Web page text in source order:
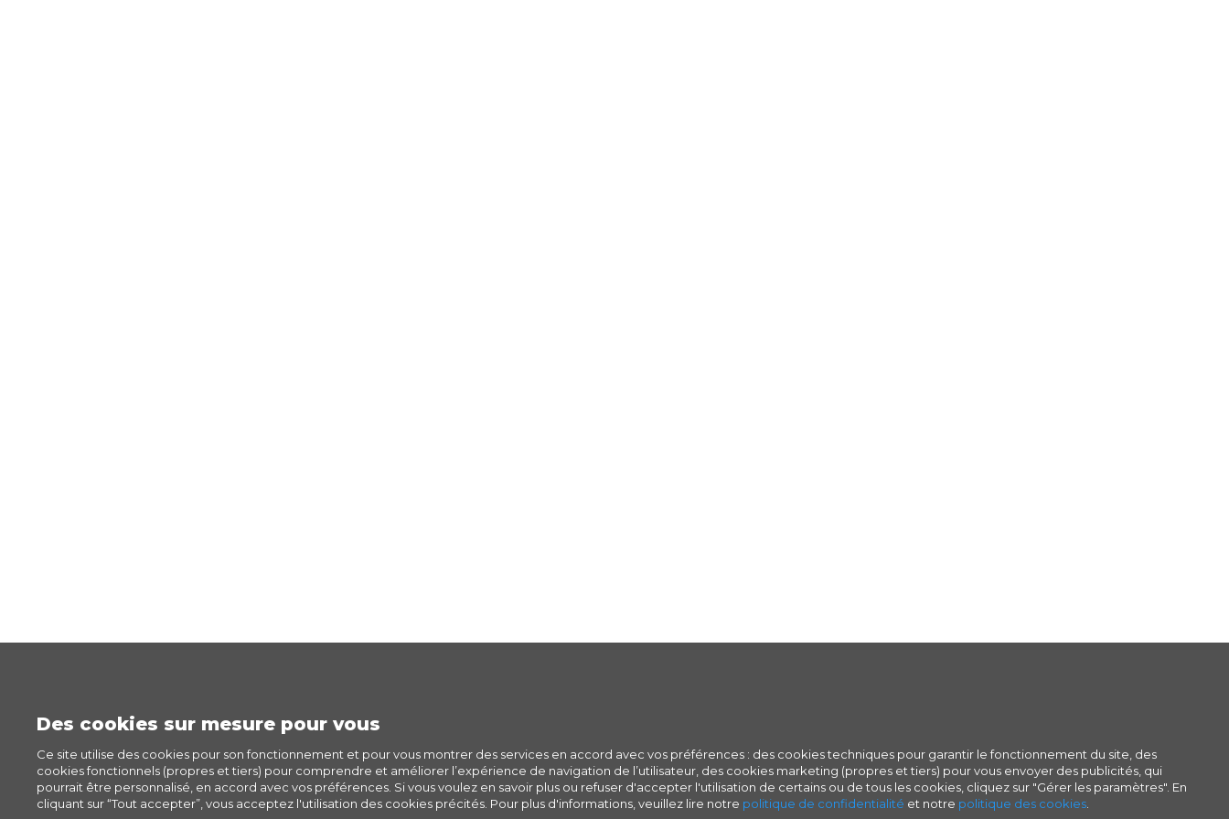
Des cookies sur mesure pour vous
Ce site utilise des cookies pour son fonctionnement et pour vous montrer des services en accord avec vos préférences : des cookies techniques pour garantir le fonctionnement du site, des
cookies fonctionnels (propres et tiers) pour comprendre et améliorer l’expérience de navigation de l’utilisateur, des cookies marketing (propres et tiers) pour vous envoyer des publicités, qui
pourrait être personnalisé, en accord avec vos préférences. Si vous voulez en savoir plus ou refuser d'accepter l'utilisation de certains ou de tous les cookies, cliquez sur "Gérer les paramètres". En
cliquant sur “Tout accepter”, vous acceptez l'utilisation des cookies précités. Pour plus d'informations, veuillez lire notre politique de confidentialité et notre politique des cookies